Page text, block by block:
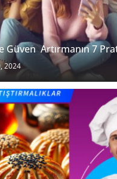
Güven Artırmanın 7
2024